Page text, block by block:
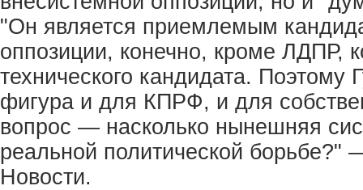
"Он является приемлемым
оппозиции, конечно, кроме ЛДПР,
технического кандидата. Поэтому
фигура и для КПРФ, и для
вопрос — насколько нынешняя
реальной политической
Новости.